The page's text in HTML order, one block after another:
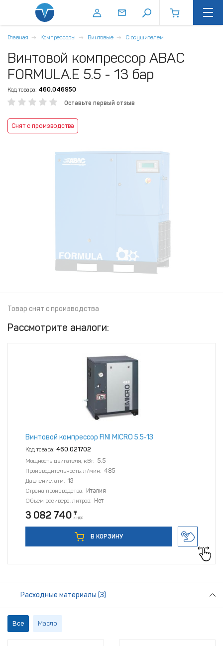
Главная Компрессоры Винтовые С осушителем
Винтовой компрессор ABAC
FORMULA.E 5.5 - 13 бар
Код товара: 460.046950
Оставьте первый отзыв
Снят с производства
Товар снят с производства
Рассмотрите аналоги:
Винтовой компрессор FINI MICRO 5.5‑13
Код товара: 460.021702
Мощность двигателя, кВт: 5.5
Производительность, л/мин: 485
Давление, атм: 13
Страна производства: Италия
Объем ресивера, литров: Нет
3 082 740 ₸
с НДС
В КОРЗИНУ
Расходные материалы (3)
Все Масло